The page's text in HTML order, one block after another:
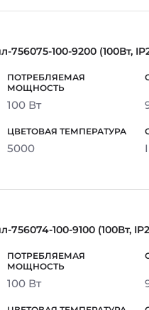
756075-100-9200 (100Вт,
100 Вт
5000
756074-100-9100 (100Вт,
100 Вт